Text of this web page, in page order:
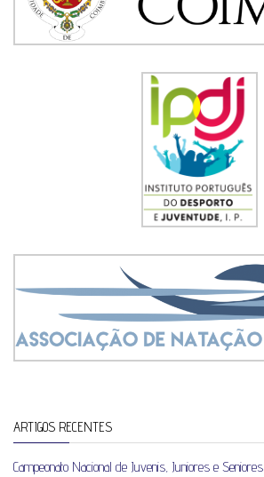
ARTIGOS RECENTES
Campeonato Nacional de Juvenis, Juniores e Seniores